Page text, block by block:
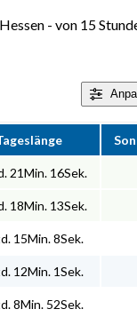
- von 15
21Min. 16Sek.
18Min. 13Sek.
15Min. 8Sek.
12Min. 1Sek.
8Min. 52Sek.